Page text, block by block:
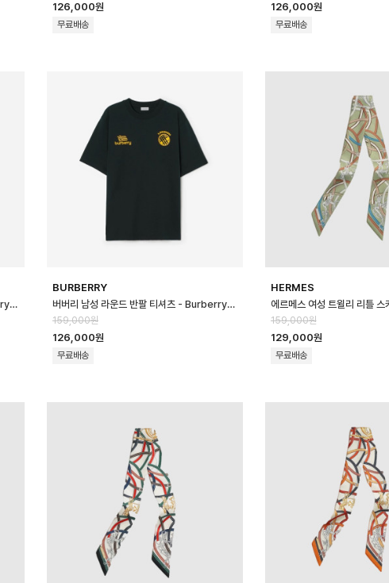
126,000원
무료배송
126,000원
무료배송
버버리 남성 라운드 반팔 티셔츠 - Burberry Mens Round Tshirt - b…
BURBERRY
버버리 남성 라운드 반팔 티셔츠 - Burberry Mens Round Tshirt - b…
159,000원
126,000원
무료배송
HERMES
159,000원
129,000원
무료배송